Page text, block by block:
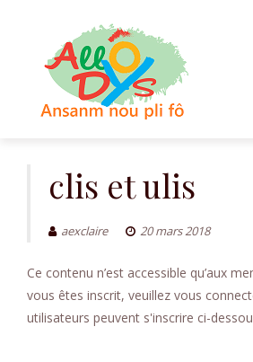
clis et ulis
aexclaire 20 mars 2018
Ce contenu n’est accessible qu’aux
vous êtes inscrit, veuillez vous
utilisateurs peuvent s'inscrire ci-